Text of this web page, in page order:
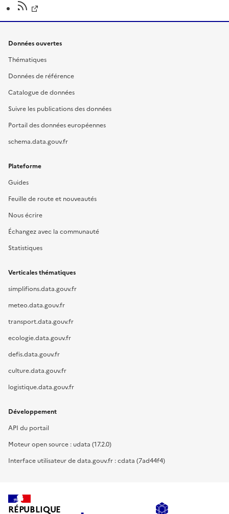
Données ouvertes
Thématiques
Données de référence
Catalogue de données
Suivre les publications des données
Portail des données européennes
schema.data.gouv.fr
Plateforme
Guides
Feuille de route et nouveautés
Nous écrire
Échangez avec la communauté
Statistiques
Verticales thématiques
simplifions.data.gouv.fr
meteo.data.gouv.fr
transport.data.gouv.fr
ecologie.data.gouv.fr
defis.data.gouv.fr
culture.data.gouv.fr
logistique.data.gouv.fr
Développement
API du portail
Moteur open source : udata (17.2.0)
Interface utilisateur de data.gouv.fr : cdata (7ad44f4)
RÉPUBLIQUE